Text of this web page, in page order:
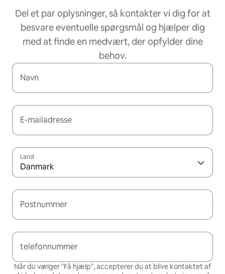
Del et par oplysninger, så kontakter vi dig for at
besvare eventuelle spørgsmål og hjælper dig
med at finde en medvært, der opfylder dine
behov.
Navn
E-mailadresse
Land
Danmark
Postnummer
telefonnummer
Når du vælger "Få hjælp", accepterer du at blive kontaktet af